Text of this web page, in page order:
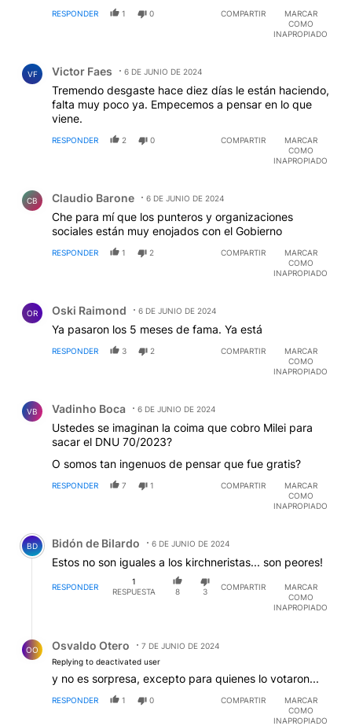
RESPONDER 1 0 COMPARTIR
MARCAR
COMO
INAPROPIADO
VF Victor Faes 6 DE JUNIO DE 2024
Tremendo desgaste hace diez días le están haciendo,
falta muy poco ya. Empecemos a pensar en lo que
viene.
RESPONDER 2 0 COMPARTIR
MARCAR
COMO
INAPROPIADO
CB Claudio Barone 6 DE JUNIO DE 2024
Che para mí que los punteros y organizaciones
sociales están muy enojados con el Gobierno
RESPONDER 1 2 COMPARTIR
MARCAR
COMO
INAPROPIADO
OR Oski Raimond 6 DE JUNIO DE 2024
Ya pasaron los 5 meses de fama. Ya está
RESPONDER 3 2 COMPARTIR
MARCAR
COMO
INAPROPIADO
VB Vadinho Boca 6 DE JUNIO DE 2024
Ustedes se imaginan la coima que cobro Milei para
sacar el DNU 70/2023?
O somos tan ingenuos de pensar que fue gratis?
RESPONDER 7 1 COMPARTIR
MARCAR
COMO
INAPROPIADO
Comentario de Bidón de BiIardo.
BD Bidón de BiIardo 6 DE JUNIO DE 2024
Estos no son iguales a los kirchneristas... son peores!
RESPONDER
1
RESPUESTA
8 3
COMPARTIR
MARCAR
COMO
INAPROPIADO
OO Osvaldo Otero
7 DE JUNIO DE 2024
Replying to deactivated user
y no es sorpresa, excepto para quienes lo votaron...
RESPONDER 1 0 COMPARTIR
MARCAR
COMO
INAPROPIADO